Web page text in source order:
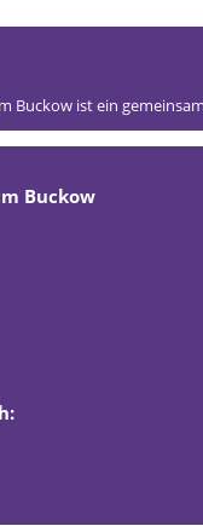
Buckow ist ein
Buckow